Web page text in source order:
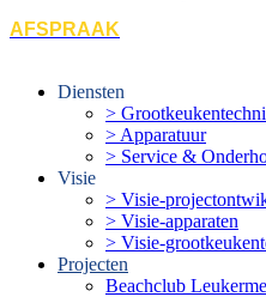
AFSPRAAK
Diensten
>
> Apparatuur
> Service &
Visie
> Visie-
> Visie-apparaten
> Visie-
Projecten
Beachclub